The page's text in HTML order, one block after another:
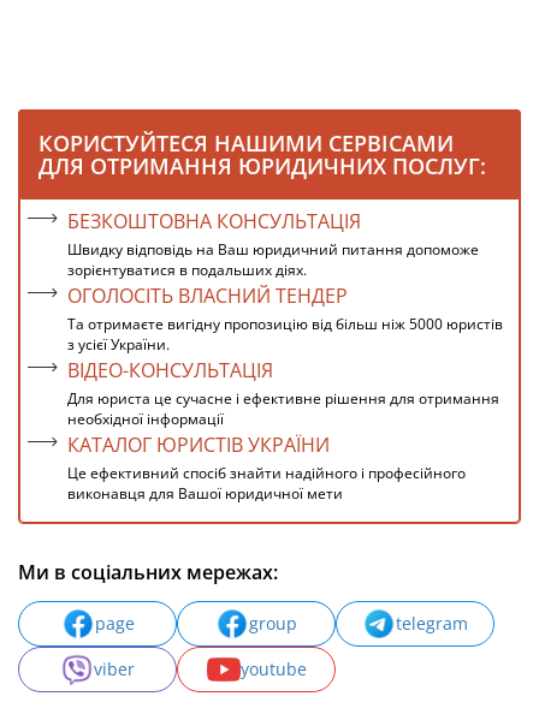
КОРИСТУЙТЕСЯ НАШИМИ СЕРВІСАМИ
ДЛЯ ОТРИМАННЯ ЮРИДИЧНИХ ПОСЛУГ:
БЕЗКОШТОВНА КОНСУЛЬТАЦІЯ
Швидку відповідь на Ваш юридичний питання допоможе
зорієнтуватися в подальших діях.
ОГОЛОСІТЬ ВЛАСНИЙ ТЕНДЕР
Та отримаєте вигідну пропозицію від більш ніж 5000 юристів
з усієї України.
ВІДЕО-КОНСУЛЬТАЦІЯ
Для юриста це сучасне і ефективне рішення для отримання
необхідної інформації
КАТАЛОГ ЮРИСТІВ УКРАЇНИ
Це ефективний спосіб знайти надійного і професійного
виконавця для Вашої юридичної мети
Ми в соціальних мережах:
page group
telegram
viber
youtube